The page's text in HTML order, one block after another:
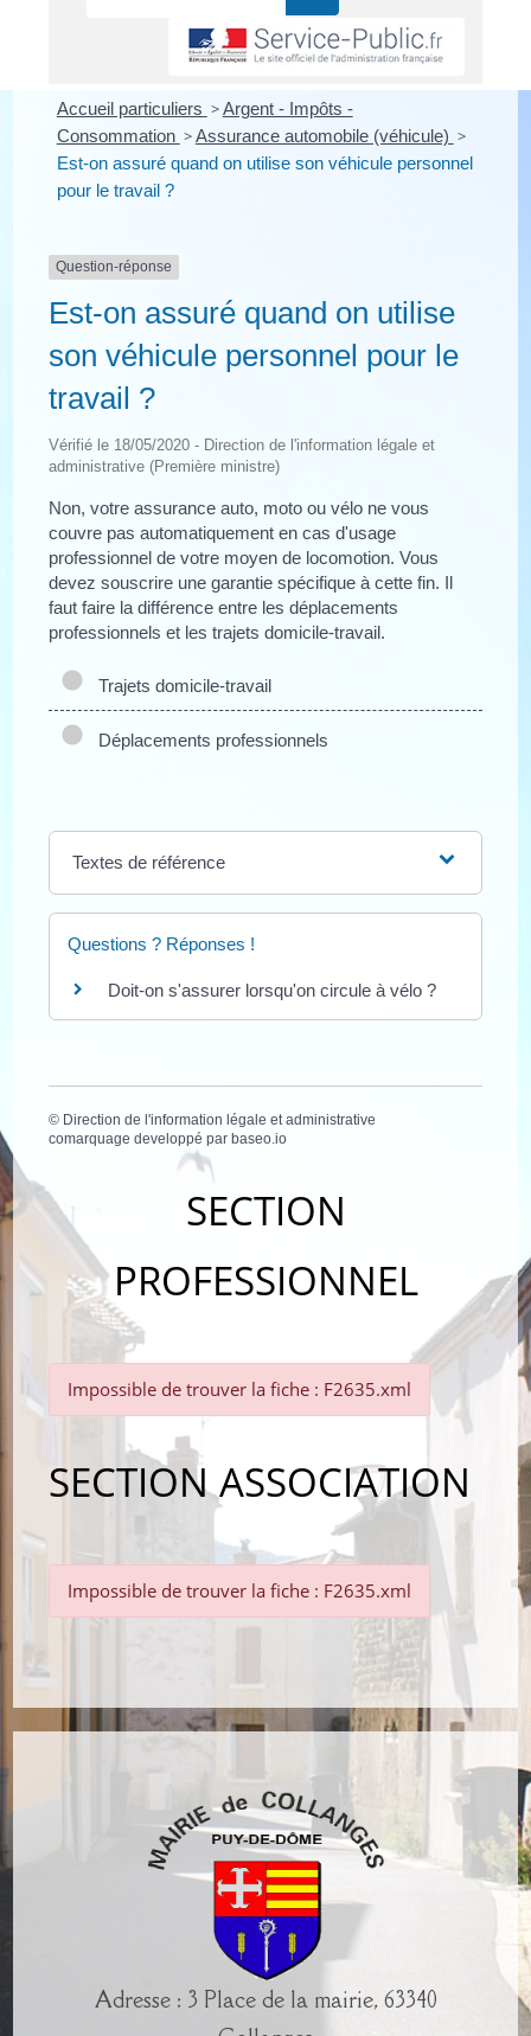
Accueil particuliers >Argent - Impôts -
Consommation >Assurance automobile (véhicule) >
Est-on assuré quand on utilise son véhicule personnel
pour le travail ?
Question-réponse
Est-on assuré quand on utilise
son véhicule personnel pour le
travail ?
Vérifié le 18/05/2020 - Direction de l'information légale et
administrative (Première ministre)
Non, votre assurance auto, moto ou vélo ne vous
couvre pas automatiquement en cas d'usage
professionnel de votre moyen de locomotion. Vous
devez souscrire une garantie spécifique à cette fin. Il
faut faire la différence entre les déplacements
professionnels et les trajets domicile-travail.
Trajets domicile-travail
Déplacements professionnels
Textes de référence
Questions ? Réponses !
Doit-on s'assurer lorsqu'on circule à vélo ?
© Direction de l'information légale et administrative
comarquage developpé par baseo.io
SECTION
PROFESSIONNEL
Impossible de trouver la fiche : F2635.xml
SECTION ASSOCIATION
Impossible de trouver la fiche : F2635.xml
Adresse : 3 Place de la mairie, 63340